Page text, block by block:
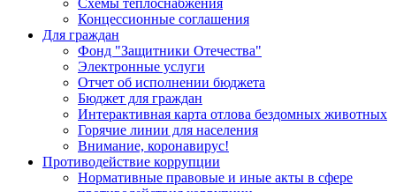
Схемы теплоснабжения
Концессионные соглашения
Для граждан
Фонд "Защитники Отечества"
Электронные услуги
Отчет об исполнении бюджета
Бюджет для граждан
Интерактивная карта отлова бездомных животных
Горячие линии для населения
Внимание, коронавирус!
Противодействие коррупции
Нормативные правовые и иные акты в сфере